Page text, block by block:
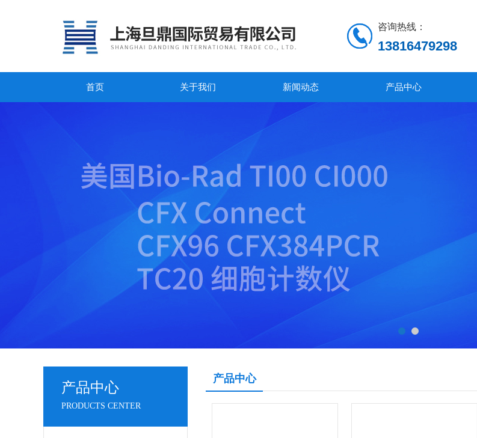
咨询热线：
13816479298
首页 关于我们 新闻动态 产品中心
产品中心
PRODUCTS CENTER
产品中心